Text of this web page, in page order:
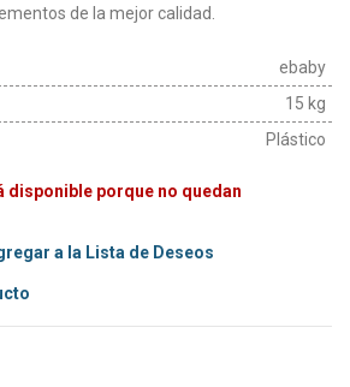
de la mejor calidad.
ebaby
15 kg
Plástico
disponible porque no quedan
a la Lista de Deseos